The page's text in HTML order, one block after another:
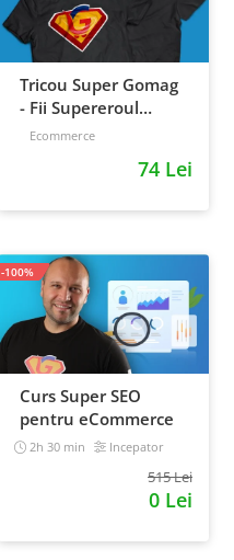
Tricou Super Gomag
- Fii Supereroul
Clientilor Tai
Ecommerce
74 Lei
Curs Super SEO
pentru eCommerce
2h 30 min Incepator
515 Lei
0 Lei
-100%